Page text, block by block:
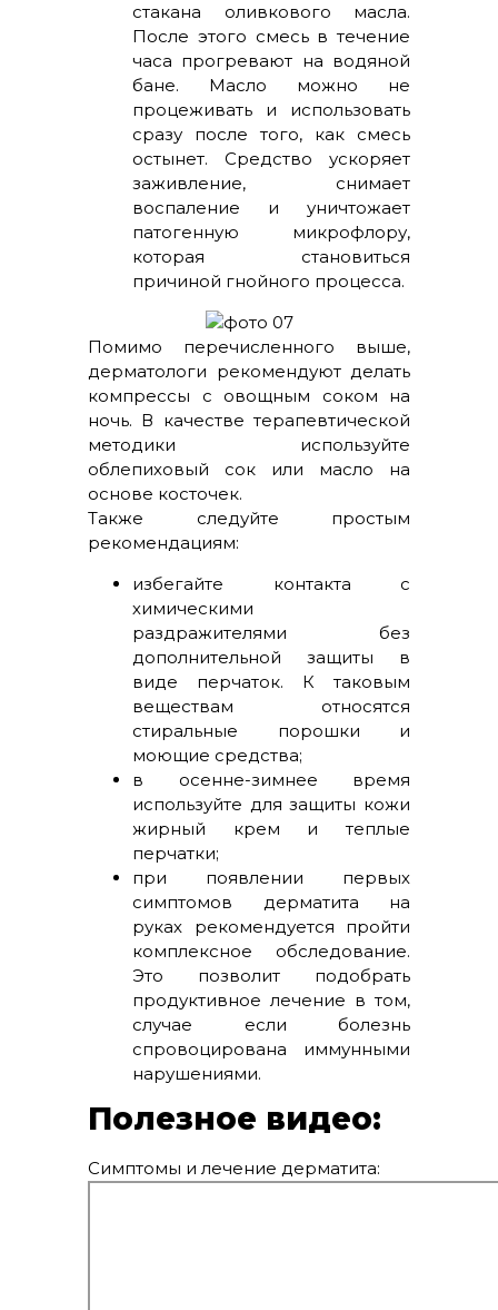
стакана оливкового масла.
После этого смесь в течение
часа прогревают на водяной
бане. Масло можно не
процеживать и использовать
сразу после того, как смесь
остынет. Средство ускоряет
заживление, снимает
воспаление и уничтожает
патогенную микрофлору,
которая становиться
причиной гнойного процесса.
Помимо перечисленного выше,
дерматологи рекомендуют делать
компрессы с овощным соком на
ночь. В качестве терапевтической
методики используйте
облепиховый сок или масло на
основе косточек.
Также следуйте простым
рекомендациям:
избегайте контакта с
химическими
раздражителями без
дополнительной защиты в
виде перчаток. К таковым
веществам относятся
стиральные порошки и
моющие средства;
в осенне-зимнее время
используйте для защиты кожи
жирный крем и теплые
перчатки;
при появлении первых
симптомов дерматита на
руках рекомендуется пройти
комплексное обследование.
Это позволит подобрать
продуктивное лечение в том,
случае если болезнь
спровоцирована иммунными
нарушениями.
Полезное видео:
Симптомы и лечение дерматита: